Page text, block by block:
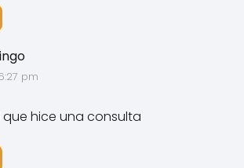
pm
que hice una consulta